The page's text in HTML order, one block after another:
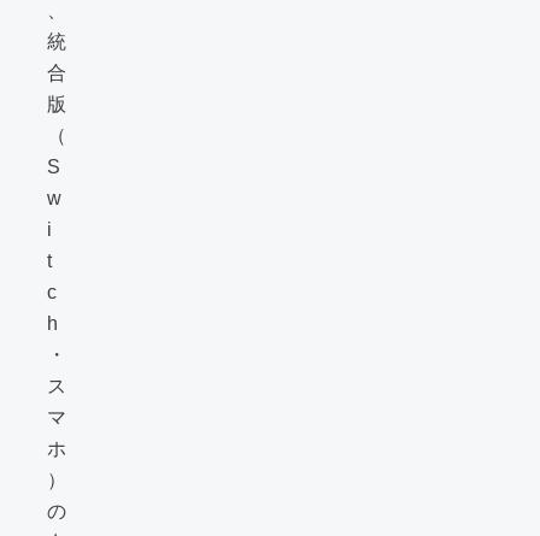
統
合
版
（
S
w
i
t
c
h
・
ス
マ
ホ
）
の